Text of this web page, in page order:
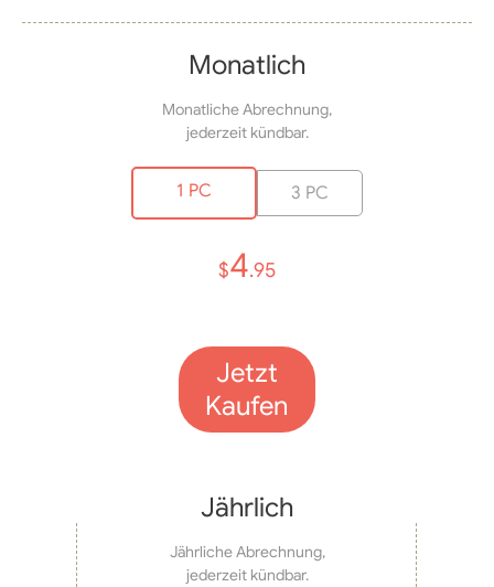
Monatlich
Monatliche Abrechnung,
jederzeit kündbar.
1 PC 3 PC
$4.95
Jetzt
Kaufen
Jährlich
Jährliche Abrechnung,
jederzeit kündbar.